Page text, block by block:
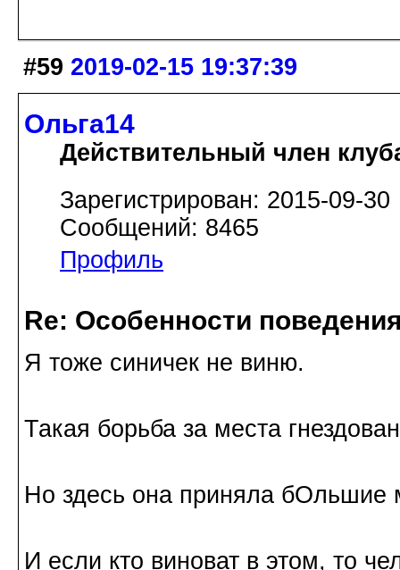
#59 2019-02-15 19:37:39
Ольга14
Действительный член
Зарегистрирован: 2015-09-30
Сообщений: 8465
Профиль
Re: Особенности
Я тоже синичек не виню.
Такая борьба за места
Но здесь она приняла бОльшие
И если кто виноват в этом, то